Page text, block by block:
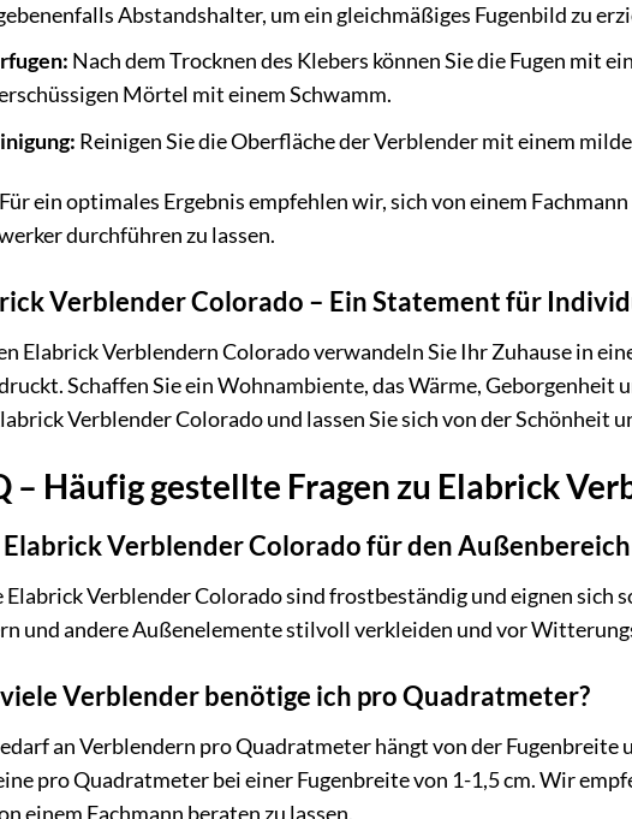
Abstandshalter, um ein gleichmäßiges Fugenbild zu
Nach dem Trocknen des Klebers können Sie die Fugen mit
Mörtel mit einem Schwamm.
Reinigen Sie die Oberfläche der Verblender mit einem
Für ein optimales Ergebnis empfehlen wir, sich von einem
durchführen zu lassen.
Verblender Colorado – Ein Statement für
Elabrick Verblendern Colorado verwandeln Sie Ihr Zuhause in
Schaffen Sie ein Wohnambiente, das Wärme,
Verblender Colorado und lassen Sie sich von der Schönheit
– Häufig gestellte Fragen zu Elabrick
Elabrick Verblender Colorado für den
Elabrick Verblender Colorado sind frostbeständig und eignen sich
und andere Außenelemente stilvoll verkleiden und vor
Verblender benötige ich pro Quadratmeter?
an Verblendern pro Quadratmeter hängt von der Fugenbreite
pro Quadratmeter bei einer Fugenbreite von 1-1,5 cm. Wir
einem Fachmann beraten zu lassen.